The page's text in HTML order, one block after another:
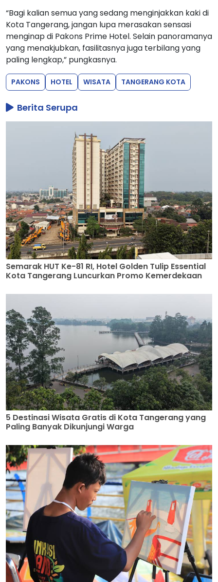
“Bagi kalian semua yang sedang menginjakkan kaki di
Kota Tangerang, jangan lupa merasakan sensasi
menginap di Pakons Prime Hotel. Selain panoramanya
yang menakjubkan, fasilitasnya juga terbilang yang
paling lengkap,” pungkasnya.
PAKONS HOTEL WISATA TANGERANG KOTA
Berita Serupa
Semarak HUT Ke-81 RI, Hotel Golden Tulip Essential
Kota Tangerang Luncurkan Promo Kemerdekaan
5 Destinasi Wisata Gratis di Kota Tangerang yang
Paling Banyak Dikunjungi Warga